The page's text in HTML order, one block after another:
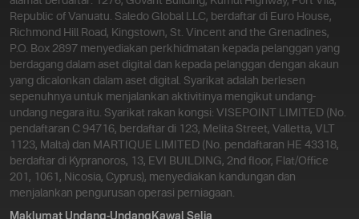
Republic of Vanuatu. Saledo Global LLC, berdaftar di Euro House,
Richmond Hill Road, Kingstown, St. Vincent and the Grenadines,
P.O. Box 2897 menyediakan perkhidmatan kepada pelanggan yang
berdagang dalam aset digital dan kepada pelanggan dengan akaun
yang dicalonkan dalam aset digital. Syarikat adalah berlesen
sepenuhnya untuk menjalankan aktivitinya mengikut undang-
undang negara itu. Syarikat rakan kongsi: VISEPOINT LIMITED (No.
pendaftaran C 94716, berdaftar di 123, Melita Street, Valletta, VLT
1123, Malta) dan MARTIQUE LIMITED (No. pendaftaran HE 43318,
berdaftar di Kypranoros, 13, EVI BUILDING, 2nd floor, Flat/Office
201, 1061, Nicosia, Cyprus), menyediakan kandungan dan
menjalankan pengurusan operasi perniagaan.